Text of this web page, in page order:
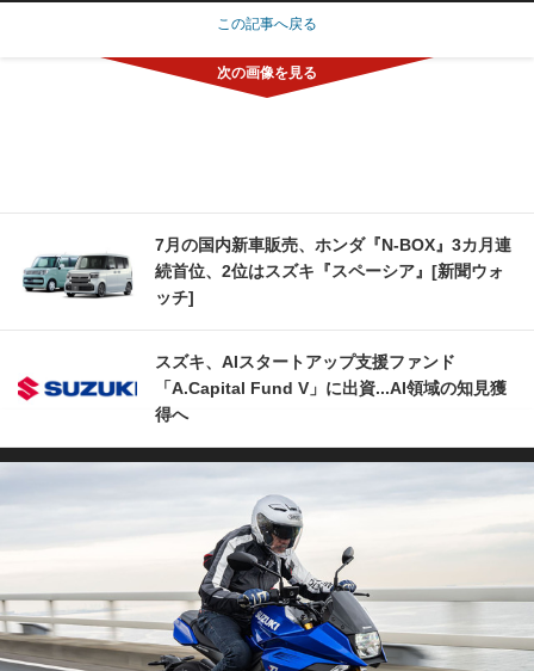
この記事へ戻る
7月の国内新車販売、ホンダ『N-BOX』3カ月連
続首位、2位はスズキ『スペーシア』[新聞ウォ
ッチ]
スズキ、AIスタートアップ支援ファンド
「A.Capital Fund V」に出資...AI領域の知見獲
得へ